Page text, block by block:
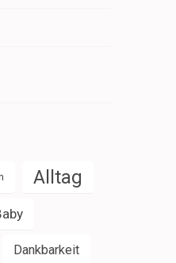
Alltag
Dankbarkeit